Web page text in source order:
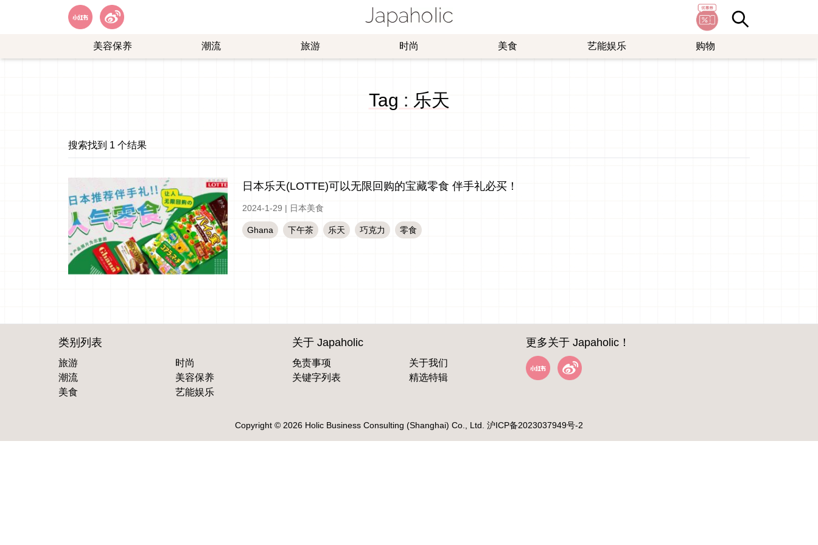
美容保养 潮流 旅游 时尚 美食 艺能娱乐
购物
Tag : 乐天
搜索找到 1 个结果
日本乐天(LOTTE)可以无限回购的宝藏零食 伴手礼必买！
2024-1-29 | 日本美食
Ghana 下午茶 乐天 巧克力 零食
类别列表
旅游
时尚
潮流
美容保养
美食
艺能娱乐
关于 Japaholic
免责事项
关于我们
关键字列表
精选特辑
更多关于 Japaholic！
Copyright © 2026 Holic Business Consulting (Shanghai) Co., Ltd. 沪ICP备2023037949号-2